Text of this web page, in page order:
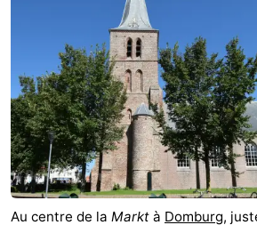
Wijngaerde
Chambre
d'hôtes
Chaumières
-
Buitenhof
Domburg
-
Hof
-
Au centre de la Markt à Domburg,